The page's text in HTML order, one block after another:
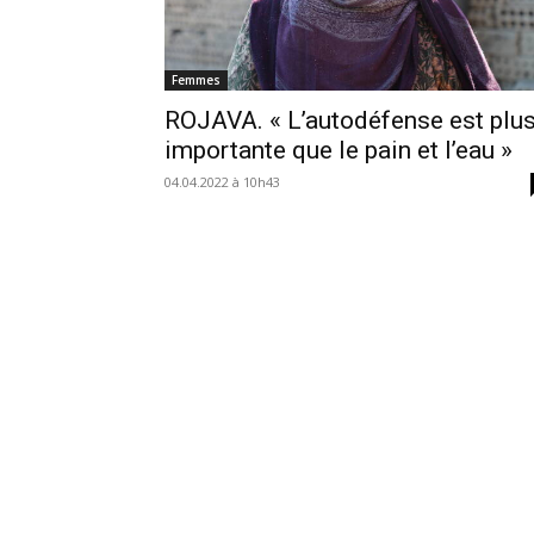
Femmes
ROJAVA. « L’autodéfense est
importante que le pain et l’eau »
04.04.2022 à 10h43